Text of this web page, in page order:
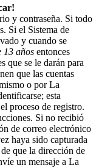
y contraseña. Si todo
Si el Sistema de
y cuando se
13 años entonces
que se le darán para
que las cuentas
o por La
esta
proceso de registro.
Si no recibió
de correo electrónico
haya sido capturada
que la dirección de
un mensaje a La